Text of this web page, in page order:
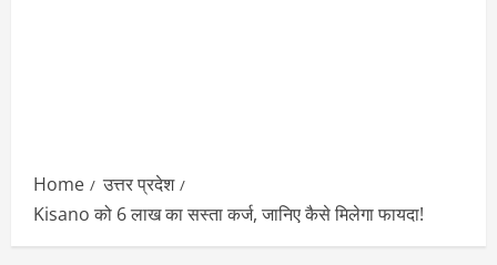
Home
उत्तर प्रदेश
Kisano को 6 लाख का सस्ता कर्ज, जानिए कैसे मिलेगा फायदा!